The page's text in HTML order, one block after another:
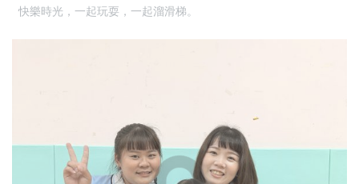
快樂時光，一起玩耍，一起溜滑梯。